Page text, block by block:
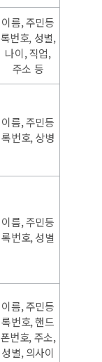
이름, 주민등
록번호, 성별,
나이, 직업,
주소 등
이름, 주민등
록번호, 상병
이름, 주민등
록번호, 성별
이름, 주민등
록번호, 핸드
폰번호, 주소,
성별, 의사이